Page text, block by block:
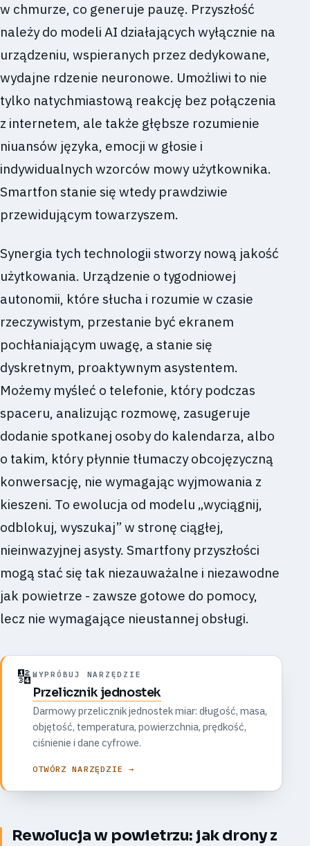
w chmurze, co generuje pauzę. Przyszłość
należy do modeli AI działających wyłącznie na
urządzeniu, wspieranych przez dedykowane,
wydajne rdzenie neuronowe. Umożliwi to nie
tylko natychmiastową reakcję bez połączenia
z internetem, ale także głębsze rozumienie
niuansów języka, emocji w głosie i
indywidualnych wzorców mowy użytkownika.
Smartfon stanie się wtedy prawdziwie
przewidującym towarzyszem.
Synergia tych technologii stworzy nową jakość
użytkowania. Urządzenie o tygodniowej
autonomii, które słucha i rozumie w czasie
rzeczywistym, przestanie być ekranem
pochłaniającym uwagę, a stanie się
dyskretnym, proaktywnym asystentem.
Możemy myśleć o telefonie, który podczas
spaceru, analizując rozmowę, zasugeruje
dodanie spotkanej osoby do kalendarza, albo
o takim, który płynnie tłumaczy obcojęzyczną
konwersację, nie wymagając wyjmowania z
kieszeni. To ewolucja od modelu „wyciągnij,
odblokuj, wyszukaj” w stronę ciągłej,
nieinwazyjnej asysty. Smartfony przyszłości
mogą stać się tak niezauważalne i niezawodne
jak powietrze - zawsze gotowe do pomocy,
lecz nie wymagające nieustannej obsługi.
🔢 WYPRÓBUJ NARZĘDZIE
Przelicznik jednostek
Darmowy przelicznik jednostek miar: długość, masa,
objętość, temperatura, powierzchnia, prędkość,
ciśnienie i dane cyfrowe.
OTWÓRZ NARZĘDZIE →
Rewolucja w powietrzu: jak drony z